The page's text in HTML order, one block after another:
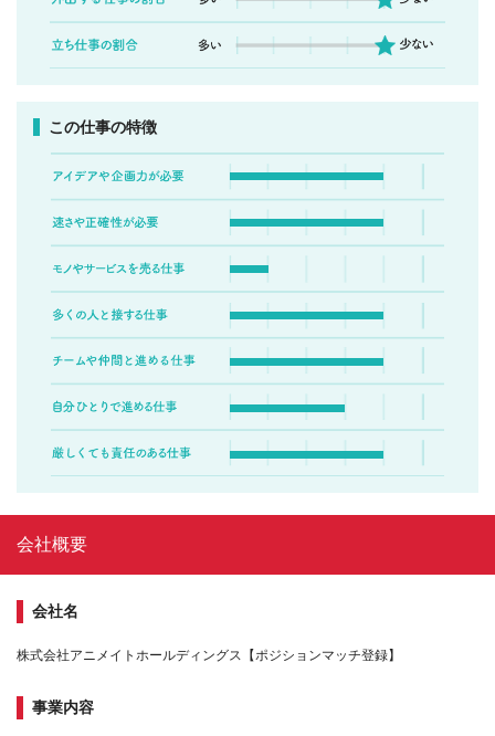
この仕事の特徴
会社概要
会社名
株式会社アニメイトホールディングス【ポジションマッチ登録】
事業内容